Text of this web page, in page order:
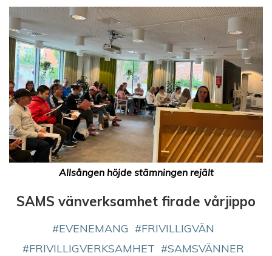
Allsången höjde stämningen rejält
SAMS vänverksamhet firade vårjippo
EVENEMANG
FRIVILLIGVÄN
FRIVILLIGVERKSAMHET
SAMSVÄNNER